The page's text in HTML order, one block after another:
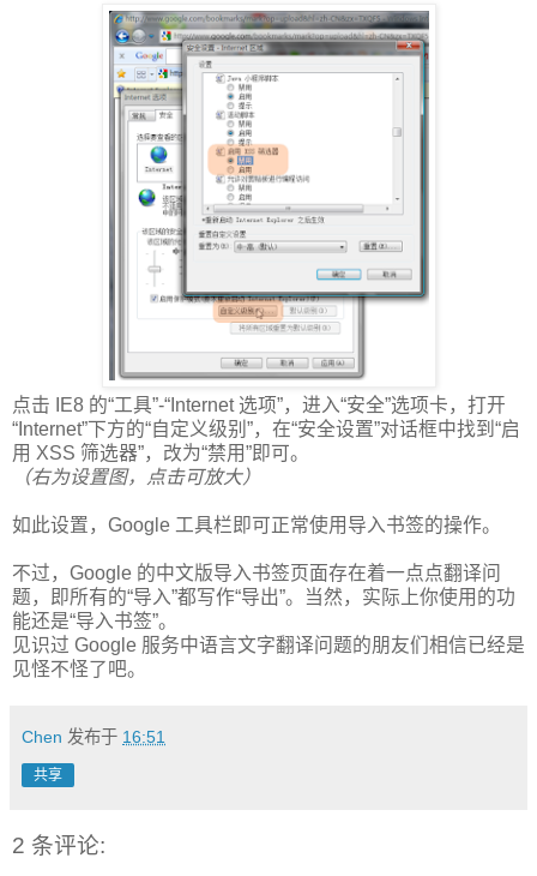
点击 IE8 的“工具”-“Internet 选项”，进入“安全”选项卡，打开
“Internet”下方的“自定义级别”，在“安全设置”对话框中找到“启
用 XSS 筛选器”，改为“禁用”即可。
（右为设置图，点击可放大）
如此设置，Google 工具栏即可正常使用导入书签的操作。
不过，Google 的中文版导入书签页面存在着一点点翻译问
题，即所有的“导入”都写作“导出”。当然，实际上你使用的功
能还是“导入书签”。
见识过 Google 服务中语言文字翻译问题的朋友们相信已经是
见怪不怪了吧。
Chen 发布于 16:51
共享
2 条评论: